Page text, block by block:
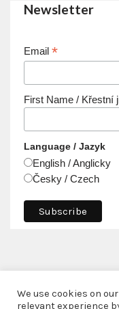
Newsletter
Email *
First Name / Křestní
Language / Jazyk
English / Anglicky
Česky / Czech
We use cookies on
relevant experience